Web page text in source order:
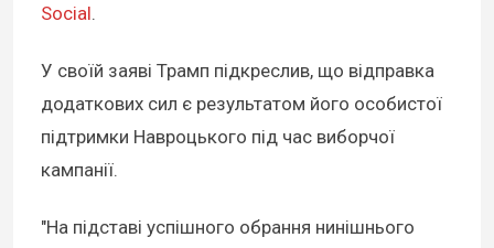
Social.
У своїй заяві Трамп підкреслив, що відправка
додаткових сил є результатом його особистої
підтримки Навроцького під час виборчої
кампанії.
"На підставі успішного обрання нинішнього